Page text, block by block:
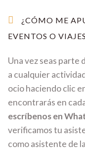
¿CÓMO ME
EVENTOS O
Una vez seas parte
a cualquier
ocio haciendo clic
encontrarás en
escríbenos en
verificamos tu
como asistente de